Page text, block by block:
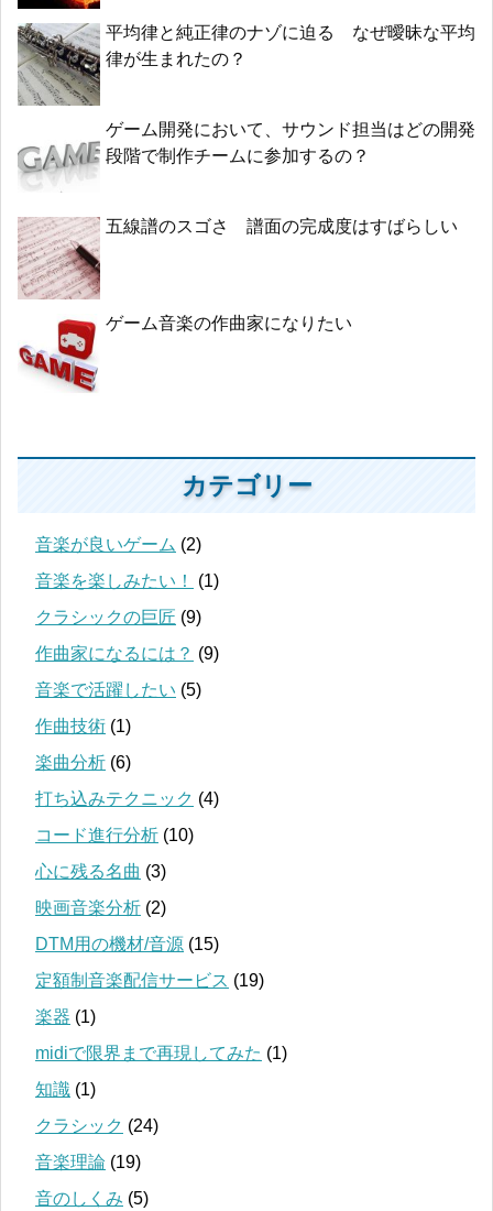
平均律と純正律のナゾに迫る なぜ曖昧な平均
律が生まれたの？
ゲーム開発において、サウンド担当はどの開発
段階で制作チームに参加するの？
五線譜のスゴさ 譜面の完成度はすばらしい
ゲーム音楽の作曲家になりたい
カテゴリー
音楽が良いゲーム (2)
音楽を楽しみたい！
(1)
クラシックの巨匠 (9)
作曲家になるには？ (9)
音楽で活躍したい (5)
作曲技術 (1)
楽曲分析 (6)
打ち込みテクニック (4)
コード進行分析 (10)
心に残る名曲 (3)
映画音楽分析 (2)
DTM用の機材/音源 (15)
定額制音楽配信サービス (19)
楽器 (1)
midiで限界まで再現してみた (1)
知識 (1)
クラシック (24)
音楽理論 (19)
音のしくみ (5)